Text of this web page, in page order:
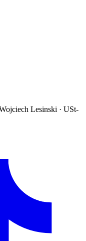
Lesinski · USt-